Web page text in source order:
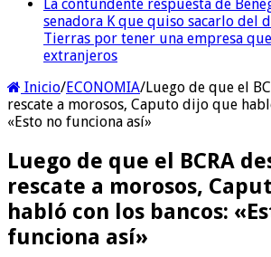
La contundente respuesta de
senadora K que quiso sacarlo del
Tierras por tener una empresa
extranjeros
Inicio/ECONOMIA/Luego de que el
rescate a morosos, Caputo dijo que
«Esto no funciona así»
Luego de que el BCRA
rescate a morosos,
habló con los bancos:
funciona así»